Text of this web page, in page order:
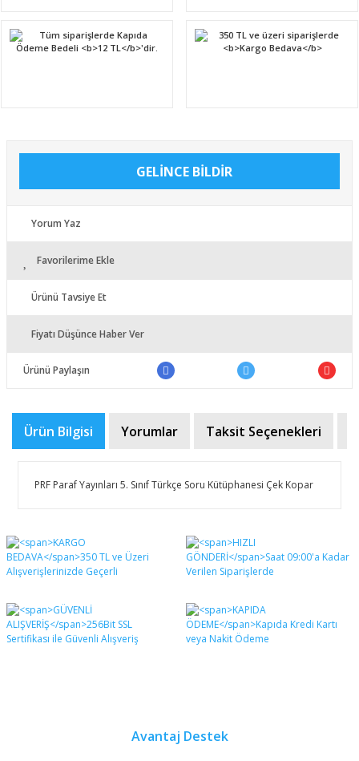
GELİNCE BİLDİR
Yorum Yaz
Favorilerime Ekle
Ürünü Tavsiye Et
Fiyatı Düşünce Haber Ver
Ürünü Paylaşın
Ürün Bilgisi Yorumlar Taksit Seçenekleri
PRF Paraf Yayınları 5. Sınıf Türkçe Soru Kütüphanesi Çek Kopar
Bu ürüne ilk yorumu siz yapın!
Yorum Yaz
Bu ürünün fiyat bilgisi, resim, ürün açıklamalarında ve
diğer konularda yetersiz gördüğünüz noktaları öneri
formunu kullanarak tarafımıza iletebilirsiniz.
Görüş ve önerileriniz için teşekkür ederiz.
Ürün resmi kalitesiz, bozuk veya görüntülenemiyor.
Ürün açıklamasında eksik bilgiler bulunuyor.
Avantaj Destek